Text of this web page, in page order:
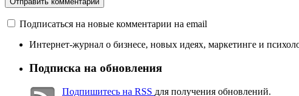
Подписаться на новые комментарии на email
Интернет-журнал о бизнесе, новых идеях, маркетинге и
Подписка на обновления
Подпишитесь на RSS для получения обновлений.